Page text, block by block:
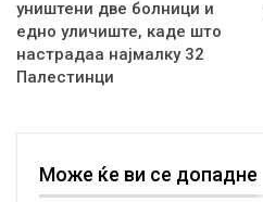
уништени две болници и
едно уличиште, каде што
настрадаа најмалку 32
Палестинци
Може ќе ви се допадне